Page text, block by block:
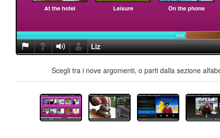
Scegli tra i nove argomenti, o parti dalla sezione